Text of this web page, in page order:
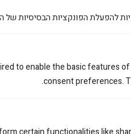
להפעלת הפונקציות הבסיסיות של
to enable the basic features
consent preferences.